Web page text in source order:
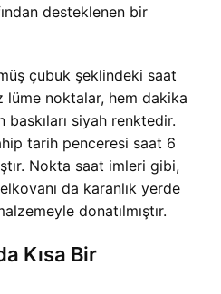
desteklenen bir
çubuk şeklindeki saat
lüme noktalar, hem dakika
baskıları siyah renktedir.
tarih penceresi saat 6
Nokta saat imleri gibi,
da karanlık yerde
donatılmıştır.
Kısa Bir